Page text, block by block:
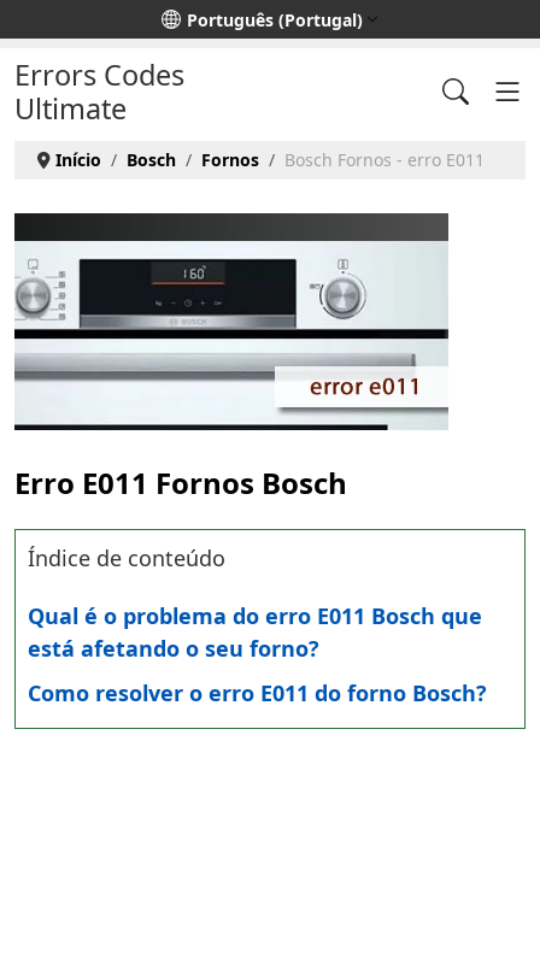
Escolha o seu idioma Português (Portugal)
Errors Codes
Ultimate
Início Bosch Fornos Bosch Fornos - erro E011
Erro E011 Fornos Bosch
Índice de conteúdo
Qual é o problema do erro E011 Bosch que
está afetando o seu forno?
Como resolver o erro E011 do forno Bosch?